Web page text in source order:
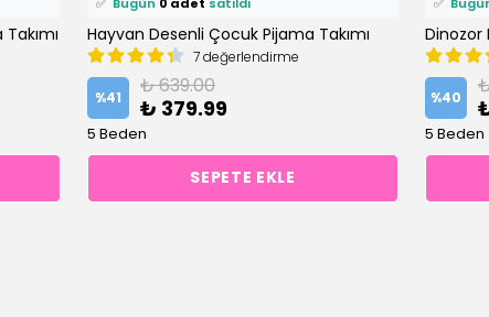
Hayvan Desenli Çocuk Pijama Takımı
7 değerlendirme
%41 ₺ 639.00
₺ 379.99
5 Beden
SEPETE EKLE
%40
5 Beden